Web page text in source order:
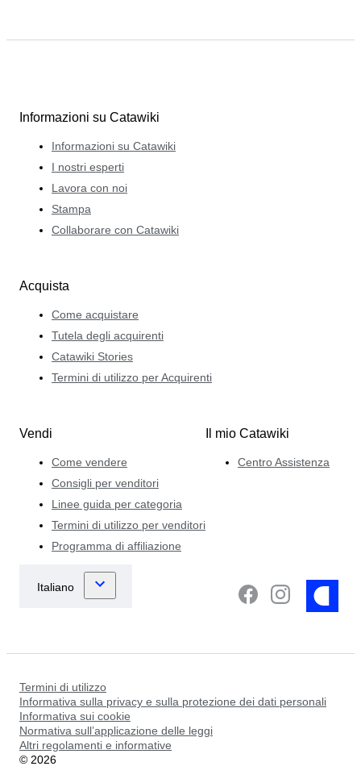
Informazioni su Catawiki
Informazioni su Catawiki
I nostri esperti
Lavora con noi
Stampa
Collaborare con Catawiki
Acquista
Come acquistare
Tutela degli acquirenti
Catawiki Stories
Termini di utilizzo per Acquirenti
Vendi
Come vendere
Consigli per venditori
Linee guida per categoria
Termini di utilizzo per venditori
Programma di affiliazione
Il mio Catawiki
Centro Assistenza
Termini di utilizzo
Informativa sulla privacy e sulla protezione dei dati personali
Informativa sui cookie
Normativa sull’applicazione delle leggi
Altri regolamenti e informative
© 2026